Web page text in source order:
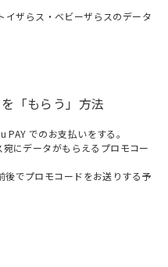
イザらス・ベビーザらスのデータ
「もらう」方法
でのお支払いをする。
にデータがもらえるプロモコー
でプロモコードをお送りする予